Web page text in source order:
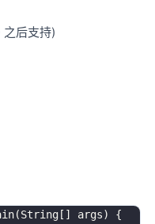
后支持)
(String [ ] args)
{